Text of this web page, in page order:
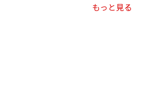
るアーティストも多い。オリジナル・アルバム18枚を
もっと見る